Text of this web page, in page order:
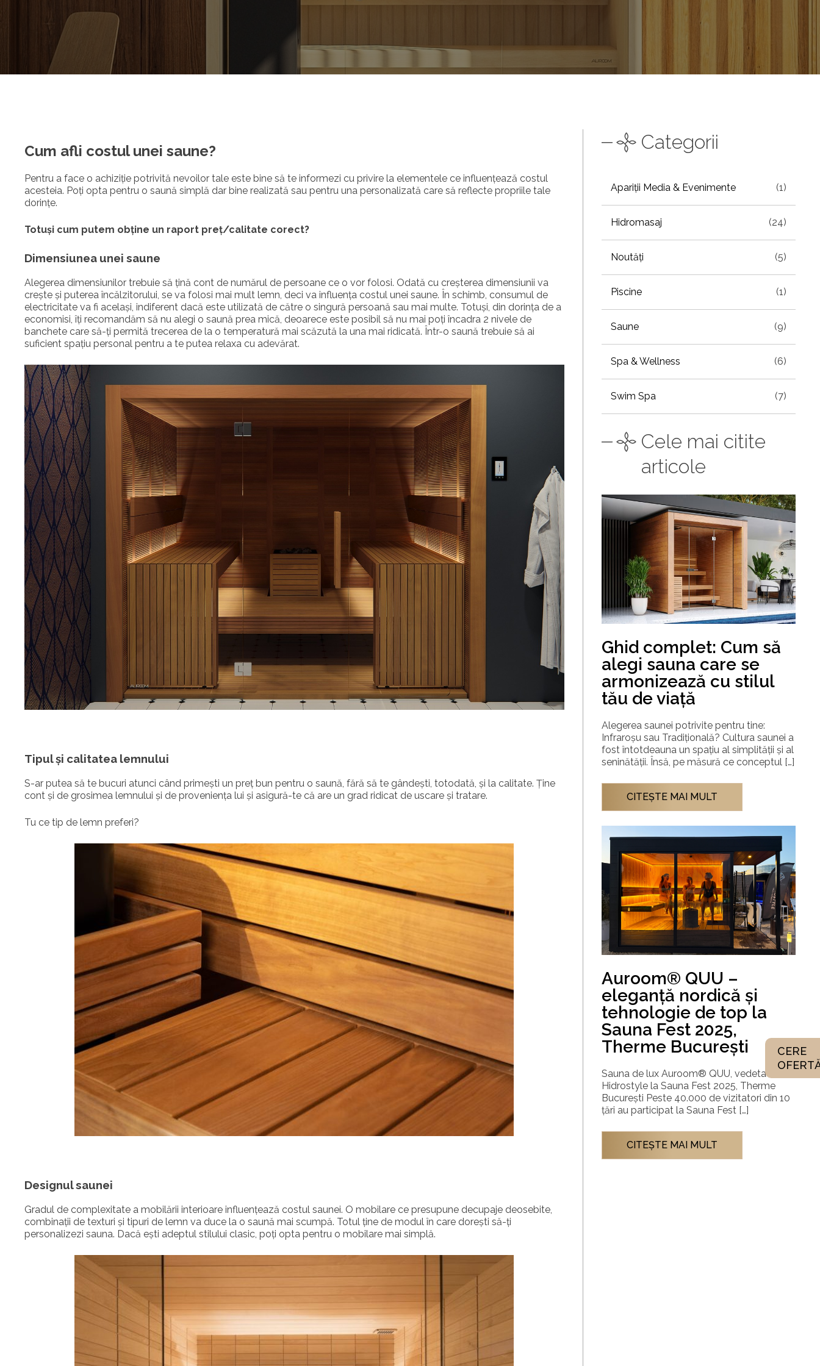
Cum afli costul unei saune?
Pentru a face o achiziție potrivită nevoilor tale este bine să te informezi cu privire la elementele ce influențează costul
acesteia. Poți opta pentru o saună simplă dar bine realizată sau pentru una personalizată care să reflecte propriile tale
dorințe.
Totuși cum putem obține un raport preț/calitate corect?
Dimensiunea unei saune
Alegerea dimensiunilor trebuie să țină cont de numărul de persoane ce o vor folosi. Odată cu creșterea dimensiunii va
crește și puterea încălzitorului, se va folosi mai mult lemn, deci va influența costul unei saune. În schimb, consumul de
electricitate va fi același, indiferent dacă este utilizată de către o singură persoană sau mai multe. Totuși, din dorința de a
economisi, îți recomandăm să nu alegi o saună prea mică, deoarece este posibil să nu mai poți încadra 2 nivele de
banchete care să-ți permită trecerea de la o temperatură mai scăzută la una mai ridicată. Într-o saună trebuie să ai
suficient spațiu personal pentru a te putea relaxa cu adevărat.
Tipul și calitatea lemnului
S-ar putea să te bucuri atunci când primești un preț bun pentru o saună, fără să te gândești, totodată, și la calitate. Ține
cont și de grosimea lemnului și de proveniența lui și asigură-te că are un grad ridicat de uscare și tratare.
Tu ce tip de lemn preferi?
Designul saunei
Gradul de complexitate a mobilării interioare influențează costul saunei. O mobilare ce presupune decupaje deosebite,
combinații de texturi și tipuri de lemn va duce la o saună mai scumpă. Totul ține de modul în care dorești să-ți
personalizezi sauna. Dacă ești adeptul stilului clasic, poți opta pentru o mobilare mai simplă.
Categorii
Apariții Media & Evenimente (1)
Hidromasaj (24)
Noutăți (5)
Piscine (1)
Saune (9)
Spa & Wellness (6)
Swim Spa (7)
Cele mai citite
articole
Ghid complet: Cum să
alegi sauna care se
armonizează cu stilul
tău de viață
Alegerea saunei potrivite pentru tine:
Infraroșu sau Tradițională? Cultura saunei a
fost întotdeauna un spațiu al simplității și al
seninătății. Însă, pe măsură ce conceptul […]
CITEŞTE MAI MULT
Auroom® QUU –
eleganță nordică și
tehnologie de top la
Sauna Fest 2025,
Therme București
Sauna de lux Auroom® QUU, vedeta
Hidrostyle la Sauna Fest 2025, Therme
București Peste 40.000 de vizitatori din 10
țări au participat la Sauna Fest […]
CITEŞTE MAI MULT
CERE